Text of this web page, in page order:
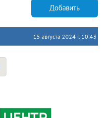
Добавить
15 августа 2024 г. 10:43